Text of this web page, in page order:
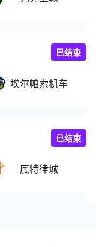
埃尔帕索机车
已结束
底特律城
已结束